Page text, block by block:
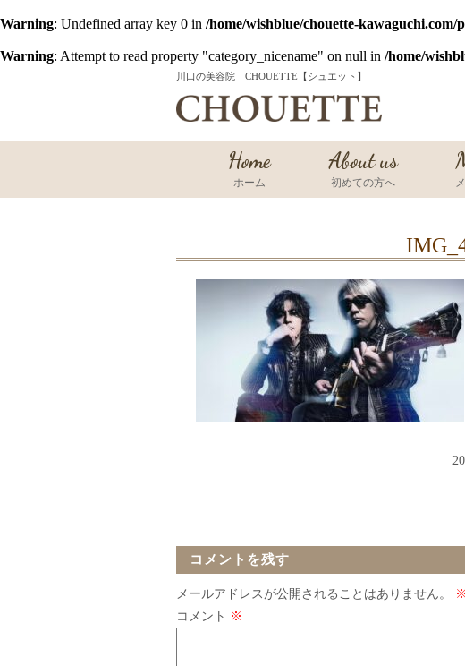
Warning: Undefined array key 0 in /home/wishblue/chouette-
Warning: Attempt to read property "category_nicename" on null in /home/
川口の美容院 CHOUETTE【シュエット】
Home
ホーム
About us
初めての方へ
コメントを残す
メールアドレスが公開されることはありません。 ※
コメント ※